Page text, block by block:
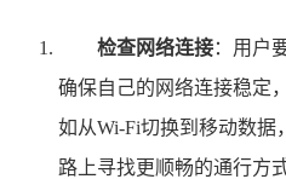
检查网络连接：用户
确保自己的网络连接稳定
如从Wi-Fi切换到移动数据
路上寻找更顺畅的通行方